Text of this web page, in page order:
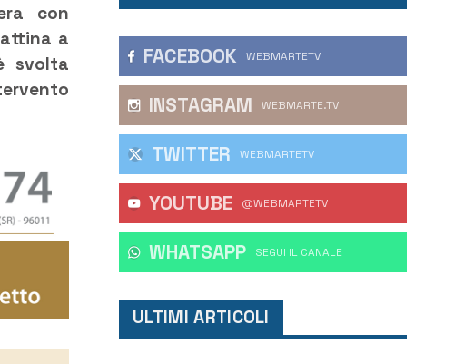
con
a
svolta
FACEBOOK WEBMARTETV
INSTAGRAM WEBMARTE.TV
TWITTER WEBMARTETV
YOUTUBE @WEBMARTETV
WHATSAPP ‎SEGUI IL CANALE
ULTIMI ARTICOLI